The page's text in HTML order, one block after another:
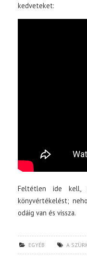
kedveteket:
Feltétlen ide kell,
könyvértékelést;
odáig van és vissza.
EGYÉB A